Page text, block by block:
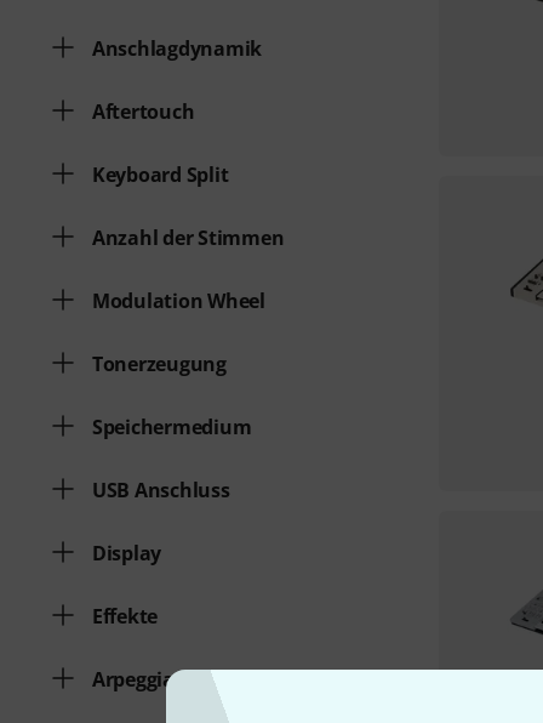
Anschlagdynamik
Aftertouch
Keyboard Split
Anzahl der Stimmen
Modulation Wheel
Tonerzeugung
Speichermedium
USB Anschluss
Display
Effekte
Arpeggiator